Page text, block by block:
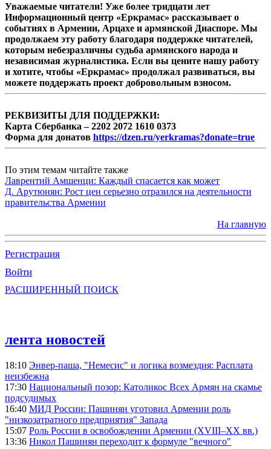
Уважаемые читатели! Уже более тридцати лет
Информационный центр «Еркрамас» рассказывает о
событиях в Армении, Арцахе и армянской Диаспоре. Мы
продолжаем эту работу благодаря поддержке читателей,
которым небезразличны судьба армянского народа и
независимая журналистика. Если вы цените нашу работу
и хотите, чтобы «Еркрамас» продолжал развиваться, вы
можете поддержать проект добровольным взносом.
РЕКВИЗИТЫ ДЛЯ ПОДДЕРЖКИ:
Карта Сбербанка – 2202 2072 1610 0373
Форма для донатов https://dzen.ru/yerkramas?donate=true
По этим темам читайте также
Лаврентий Амшенци: Каждый спасается как может
Д. Арутюнян: Рост цен серьезно отразился на деятельности
правительства Армении
На главную
Регистрация
Войти
РАСШИРЕННЫЙ ПОИСК
лента новостей
18:10 Энвер-паша, "Немесис" и логика возмездия: Расплата
неизбежна
17:30 Национальный позор: Католикос Всех Армян на скамье
подсудимых
16:40 МИД России: Пашинян уготовил Армении роль
"низкозатратного предприятия" Запада
15:07 Роль России в освобождении Армении (XVIII–XX вв.)
13:36 Никол Пашинян переходит к формуле "вечного"